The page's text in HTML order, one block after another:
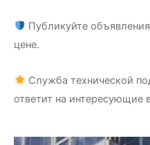
Публикуйте
цене.
Служба технической
ответит на интересующие